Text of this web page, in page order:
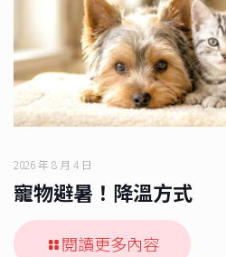
2026 年 8 月 4 日
寵物避暑！降溫方式
閱讀更多內容